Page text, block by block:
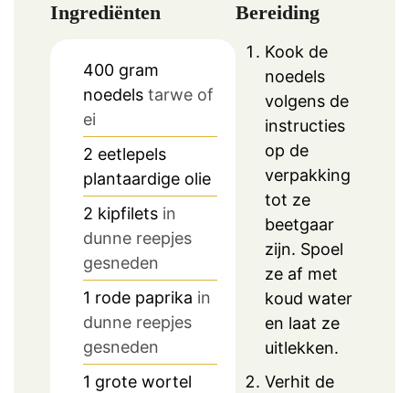
Ingrediënten
400 gram
noedels tarwe of
ei
2 eetlepels
plantaardige olie
2 kipfilets in
dunne reepjes
gesneden
1 rode paprika in
dunne reepjes
gesneden
1 grote wortel
Bereiding
Kook de
noedels
volgens de
instructies
op de
verpakking
tot ze
beetgaar
zijn. Spoel
ze af met
koud water
en laat ze
uitlekken.
Verhit de